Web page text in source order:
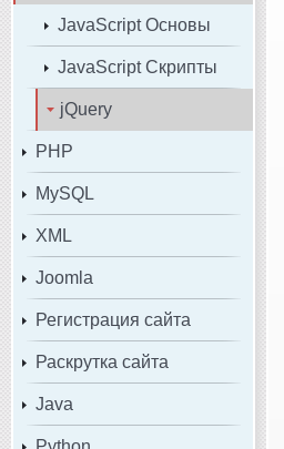
JavaScript Основы
JavaScript Скрипты
jQuery
PHP
MySQL
XML
Joomla
Регистрация сайта
Раскрутка сайта
Java